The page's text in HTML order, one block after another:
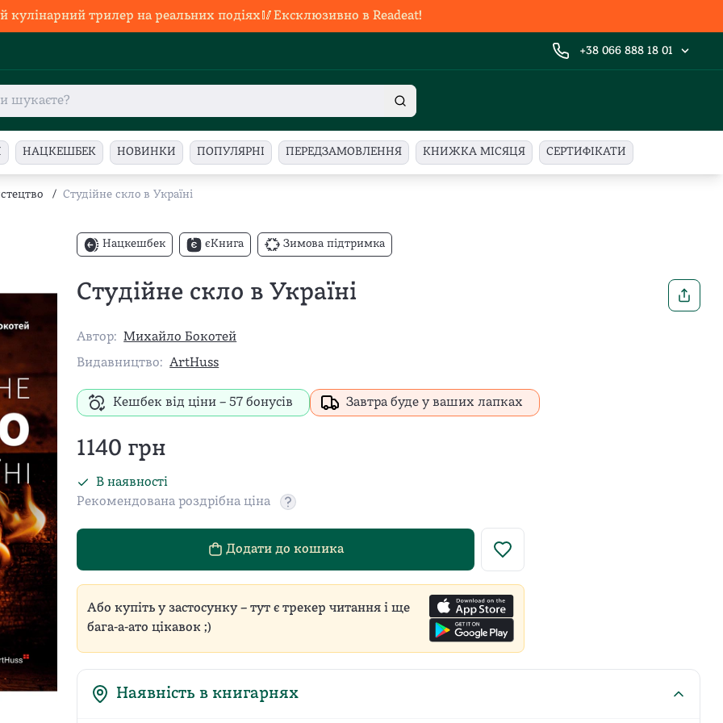
кулінарний трилер на реальних подіях🥢Ексклюзивно в Readeat!
+38 066 888 18 01
НАЦКЕШБЕК НОВИНКИ ПОПУЛЯРНІ ПЕРЕДЗАМОВЛЕННЯ КНИЖКА МІСЯЦЯ СЕРТИФІКАТИ
/ Студійне скло в Україні
Нацкешбек єКнига Зимова підтримка
Студійне скло в Україні
Автор: Михайло Бокотей
Видавництво: ArtHuss
Кешбек від ціни –57 бонусів Завтра буде у ваших лапках
1140 грн
В наявності
Рекомендована роздрібна ціна
Додати до кошика
Або купіть у застосунку – тут є трекер читання і ще
бага-а-ато цікавок ;)
Наявність в книгарнях